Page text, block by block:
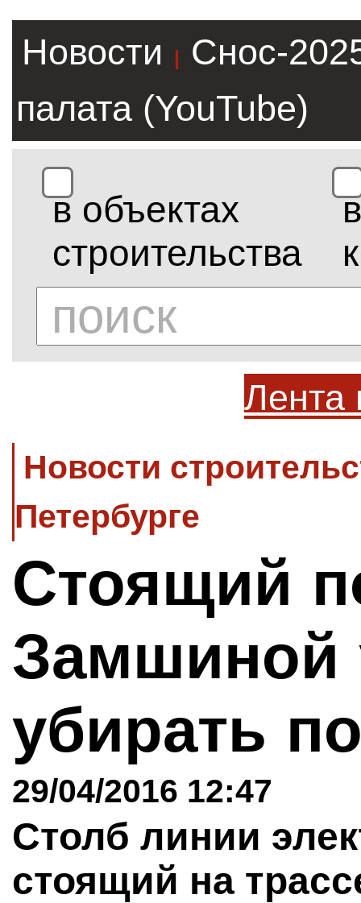
Новости |
Снос-
палата (YouTube)
в объектах
строительства
в
Лента
Новости
Петербурге
Стоящий
Замшиной
убирать
29/04/2016 12:47
Столб линии
стоящий на